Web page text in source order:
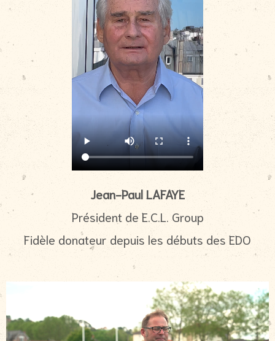
Jean-Paul LAFAYE
Président de E.C.L. Group
Fidèle donateur depuis les débuts des EDO